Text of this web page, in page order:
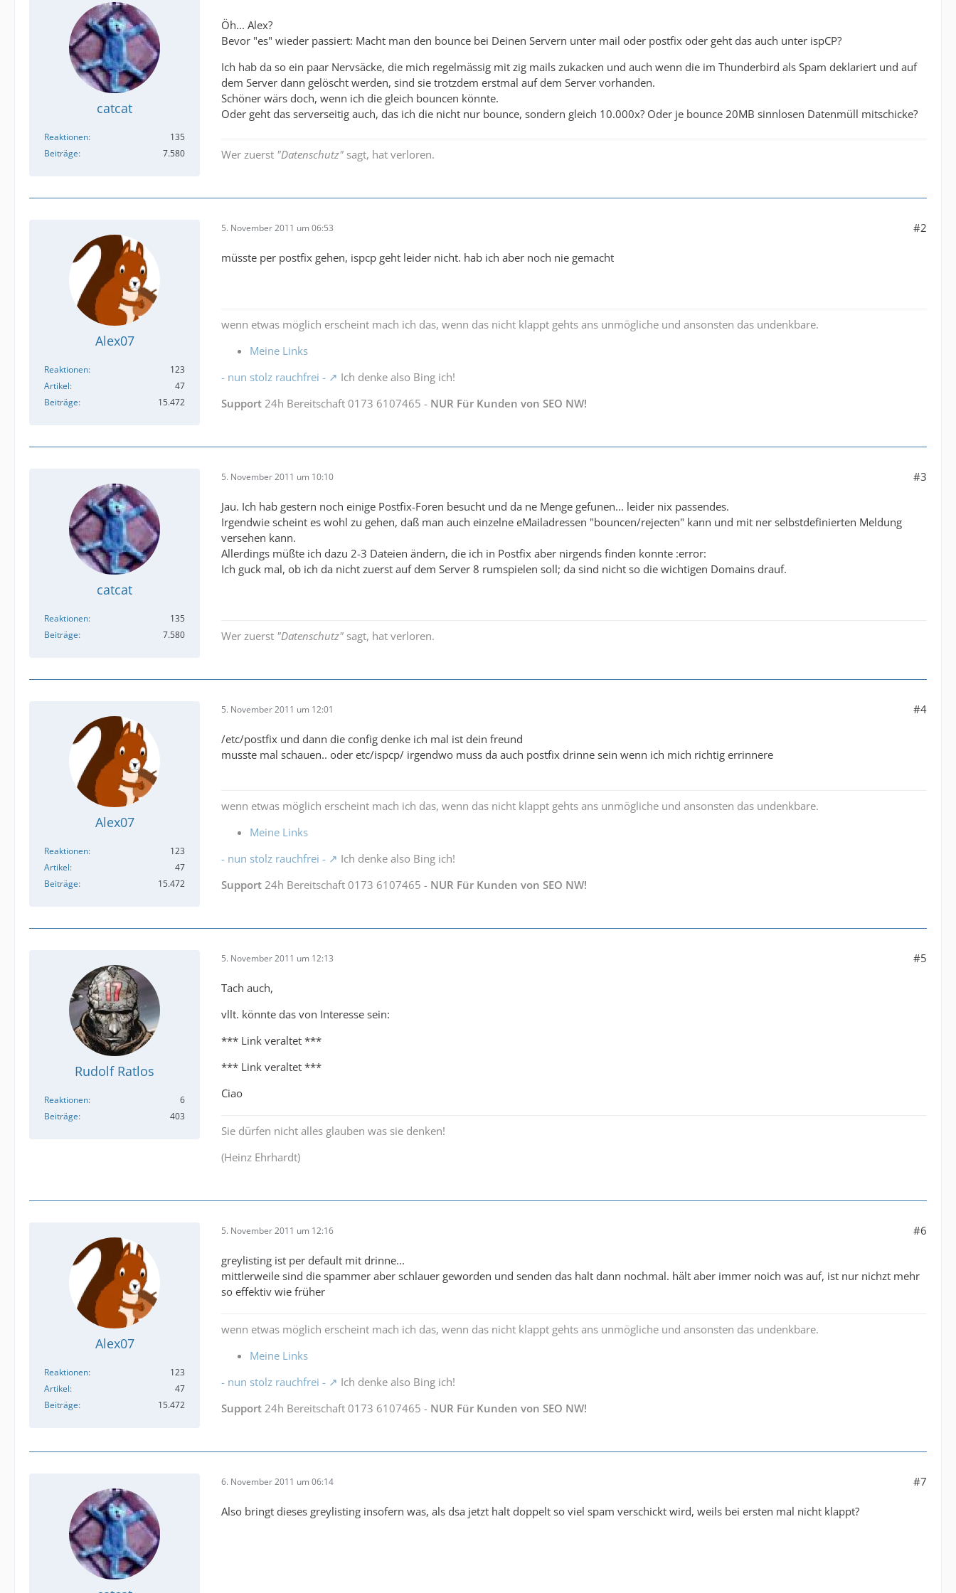
catcat
Reaktionen
135
Beiträge
7.580
Öh... Alex?
Bevor "es" wieder passiert: Macht man den bounce bei Deinen Servern unter mail oder postfix oder geht das auch unter ispCP?
Ich hab da so ein paar Nervsäcke, die mich regelmässig mit zig mails zukacken und auch wenn die im Thunderbird als Spam deklariert und auf
dem Server dann gelöscht werden, sind sie trotzdem erstmal auf dem Server vorhanden.
Schöner wärs doch, wenn ich die gleich bouncen könnte.
Oder geht das serverseitig auch, das ich die nicht nur bounce, sondern gleich 10.000x? Oder je bounce 20MB sinnlosen Datenmüll mitschicke?
Wer zuerst "Datenschutz" sagt, hat verloren.
Alex07
Reaktionen
123
Artikel
47
Beiträge
15.472
5. November 2011 um 06:53 #2
müsste per postfix gehen, ispcp geht leider nicht. hab ich aber noch nie gemacht
wenn etwas möglich erscheint mach ich das, wenn das nicht klappt gehts ans unmögliche und ansonsten das undenkbare.
Meine Links
- nun stolz rauchfrei -
Ich denke also Bing ich!
Support 24h Bereitschaft 0173 6107465 - NUR Für Kunden von SEO NW!
catcat
Reaktionen
135
Beiträge
7.580
5. November 2011 um 10:10 #3
Jau. Ich hab gestern noch einige Postfix-Foren besucht und da ne Menge gefunen... leider nix passendes.
Irgendwie scheint es wohl zu gehen, daß man auch einzelne eMailadressen "bouncen/rejecten" kann und mit ner selbstdefinierten Meldung
versehen kann.
Allerdings müßte ich dazu 2-3 Dateien ändern, die ich in Postfix aber nirgends finden konnte :error:
Ich guck mal, ob ich da nicht zuerst auf dem Server 8 rumspielen soll; da sind nicht so die wichtigen Domains drauf.
Wer zuerst "Datenschutz" sagt, hat verloren.
Alex07
Reaktionen
123
Artikel
47
Beiträge
15.472
5. November 2011 um 12:01 #4
/etc/postfix und dann die config denke ich mal ist dein freund
musste mal schauen.. oder etc/ispcp/ irgendwo muss da auch postfix drinne sein wenn ich mich richtig errinnere
wenn etwas möglich erscheint mach ich das, wenn das nicht klappt gehts ans unmögliche und ansonsten das undenkbare.
Meine Links
- nun stolz rauchfrei -
Ich denke also Bing ich!
Support 24h Bereitschaft 0173 6107465 - NUR Für Kunden von SEO NW!
Rudolf Ratlos
Reaktionen
6
Beiträge
403
5. November 2011 um 12:13 #5
Tach auch,
vllt. könnte das von Interesse sein:
*** Link veraltet ***
*** Link veraltet ***
Ciao
Sie dürfen nicht alles glauben was sie denken!
(Heinz Ehrhardt)
Alex07
Reaktionen
123
Artikel
47
Beiträge
15.472
5. November 2011 um 12:16 #6
greylisting ist per default mit drinne...
mittlerweile sind die spammer aber schlauer geworden und senden das halt dann nochmal. hält aber immer noich was auf, ist nur nichzt mehr
so effektiv wie früher
wenn etwas möglich erscheint mach ich das, wenn das nicht klappt gehts ans unmögliche und ansonsten das undenkbare.
Meine Links
- nun stolz rauchfrei -
Ich denke also Bing ich!
Support 24h Bereitschaft 0173 6107465 - NUR Für Kunden von SEO NW!
6. November 2011 um 06:14 #7
Also bringt dieses greylisting insofern was, als dsa jetzt halt doppelt so viel spam verschickt wird, weils bei ersten mal nicht klappt?